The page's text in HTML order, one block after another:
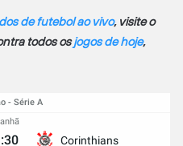
de futebol ao vivo, visite o
todos osjogos de hoje,
- Série A
Corinthians